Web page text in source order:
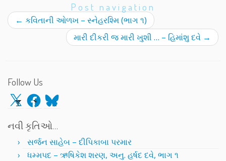
Post navigation
← કવિતાની ઓળખ – સ્નેહરશ્મિ (ભાગ ૧)
મારી દીકરી જ મારી ખુશી … – હિમાંશુ દવે →
Follow Us
X Facebook
Bluesky
નવી કૃતિઓ…
સર્જન સાહેબ – દીપિકાબા પરમાર
ધમ્મપદ – ઋષિકેશ શરણ, અનુ. હર્ષદ દવે, ભાગ ૧